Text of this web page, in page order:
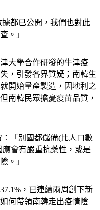
都已公開，我們也對此
。」
大學合作研發的牛津疫
，引發各界質疑；南韓生
開始量產製造，因地利之
南韓民眾擔憂疫苗品質，
「別國都儲備(比人口數
會有嚴重抗藥性，或是
。」
，已連續兩周創下新
何帶領南韓走出疫情陰